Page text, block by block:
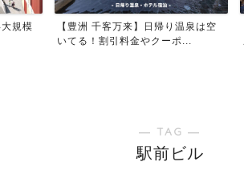
規模
【豊洲 千客万来】日帰り温泉は空
いてる！割引料金やクーポ...
― TAG ―
駅前ビル